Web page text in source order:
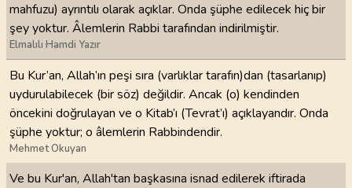
mahfuzu) ayrıntılı olarak açıklar. Onda şüphe edilecek hiç bir
şey yoktur. Âlemlerin Rabbi tarafından indirilmiştir.
Elmalılı Hamdi Yazır
Bu Kur’an, Allah’ın peşi sıra (varlıklar tarafın)dan (tasarlanıp)
uydurulabilecek (bir söz) değildir. Ancak (o) kendinden
öncekini doğrulayan ve o Kitab’ı (Tevrat’ı) açıklayandır. Onda
şüphe yoktur; o âlemlerin Rabbindendir.
Mehmet Okuyan
Ve bu Kur'an, Allah'tan başkasına isnad edilerek iftirada